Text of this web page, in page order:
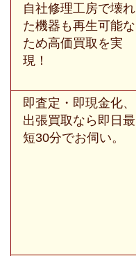
自社修理工房で壊れ
た機器も再生可能な
ため高価買取を実
現！
即査定・即現金化、
出張買取なら即日最
短30分でお伺い。